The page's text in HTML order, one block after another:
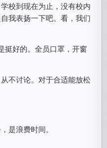
校到现在为止，没有校内
我表扬一下吧。看，我们
挺好的。全员口罩，开窗
不讨论。对于合适能放松
是浪费时间。